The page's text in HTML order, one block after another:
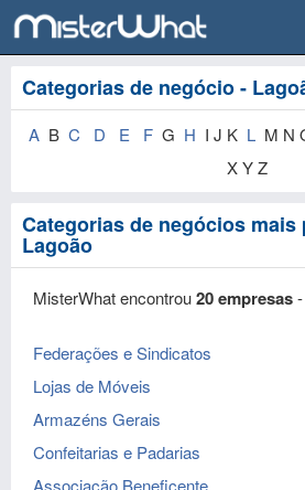
Categorias de negócio -
A B C D E F G H I J K L M N
X Y Z
Categorias de negócios mais
Lagoão
MisterWhat encontrou20 empresas
Federações e Sindicatos
Lojas de Móveis
Armazéns Gerais
Confeitarias e Padarias
Associação Beneficente